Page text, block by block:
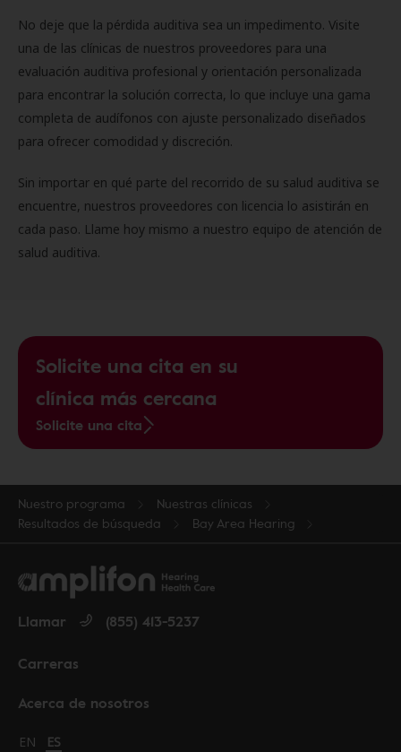
No deje que la pérdida auditiva sea un impedimento. Visite
una de las clínicas de nuestros proveedores para una
evaluación auditiva profesional y orientación personalizada
para encontrar la solución correcta, lo que incluye una gama
completa de audífonos con ajuste personalizado diseñados
para ofrecer comodidad y discreción.
Sin importar en qué parte del recorrido de su salud auditiva se
encuentre, nuestros proveedores con licencia lo asistirán en
cada paso. Llame hoy mismo a nuestro equipo de atención de
salud auditiva.
Solicite una cita en su
clínica más cercana
Solicite una cita
Nuestro programa
Nuestras clínicas
Resultados de búsqueda
Bay Area Hearing
Acerca de nosotros
Carreras
Llamar (855) 413-5237
Change language to English
EN Cambiar idioma a español
ES